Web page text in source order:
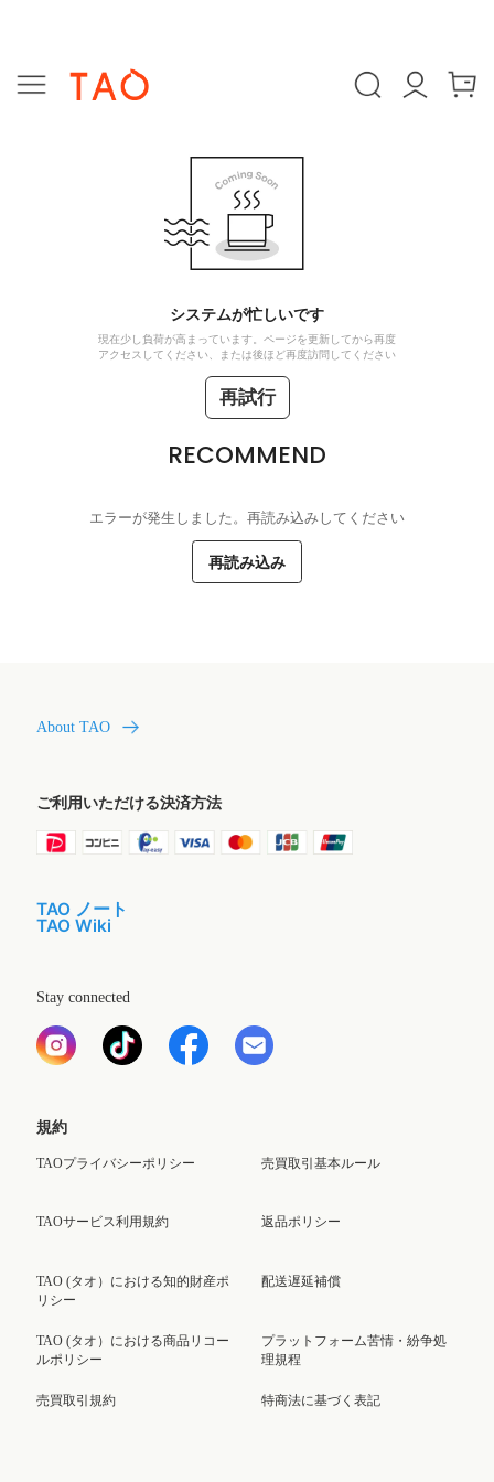
システムが忙しいです
現在少し負荷が高まっています。ページを更新してから再度
アクセスしてください、または後ほど再度訪問してください
再試行
RECOMMEND
エラーが発生しました。再読み込みしてください
再読み込み
About TAO
ご利用いただける決済方法
TAO ノート
TAO Wiki
Stay connected
規約
TAOプライバシーポリシー
TAOサービス利用規約
TAO (タオ）における知的財産ポ
リシー
TAO (タオ）における商品リコー
ルポリシー
売買取引規約
売買取引基本ルール
返品ポリシー
配送遅延補償
プラットフォーム苦情・紛争処
理規程
特商法に基づく表記